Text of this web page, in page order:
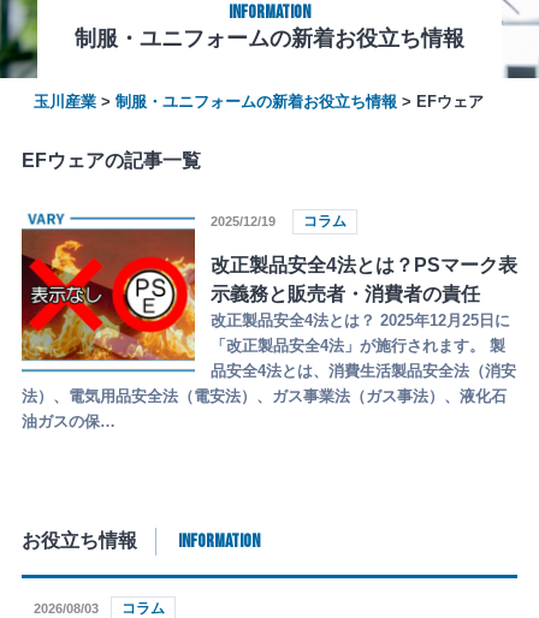
制服・ユニフォームの新着お役立ち情報
Information
玉川産業> 制服・ユニフォームの新着お役立ち情報 > EFウェア
EFウェアの記事一覧
2025/12/19 コラム
改正製品安全4法とは？PSマーク表
示義務と販売者・消費者の責任
改正製品安全4法とは？ 2025年12月25日に
「改正製品安全4法」が施行されます。 製
品安全4法とは、消費生活製品安全法（消安
法）、電気用品安全法（電安法）、ガス事業法（ガス事法）、液化石
油ガスの保…
お役立ち情報 INFORMATION
2026/08/03 コラム